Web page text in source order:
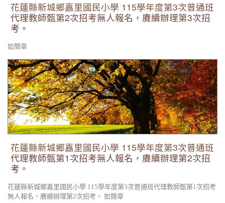
花蓮縣新城鄉嘉里國民小學 115學年度第3次普通班
代理教師甄第2次招考無人報名，賡續辦理第3次招
考。
如簡章
花蓮縣新城鄉嘉里國民小學 115學年度第3次普通班代理教師甄
第1次招考無人報名，賡續辦理第2次招考。
花蓮縣新城鄉嘉里國民小學 115學年度第3次普通班
代理教師甄第1次招考無人報名，賡續辦理第2次招
考。
花蓮縣新城鄉嘉里國民小學 115學年度第3次普通班代理教師甄第1次招考
無人報名，賡續辦理第2次招考。 如簡章